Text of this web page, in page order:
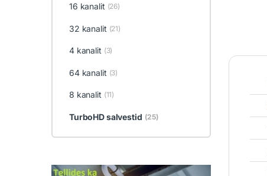
16 kanalit (26)
32 kanalit (21)
4 kanalit (3)
64 kanalit (3)
8 kanalit (11)
TurboHD salvestid (25)